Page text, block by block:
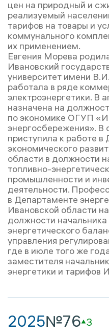
цен на природный и
реализуемый
тарифов на товары и
коммунального
их применением.
Евгения Морева
Ивановский
университет имени
работала в ряде
электроэнергетики. В
назначена на
по экономике ОГУП
энергосбережения». В
приступила к работе
экономического
области в должности
топливно-
промышленности и
деятельности.
в Департаменте
Ивановской области
должности
энергетического
управления
где в июле того же
заместителя
энергетики и тарифов
2025№76 3